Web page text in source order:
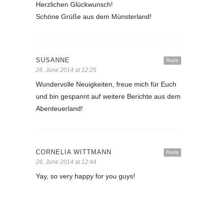
Herzlichen Glückwunsch!
Schöne Grüße aus dem Münsterland!
Reply
SUSANNE
26. June 2014 at 12:25
Wundervolle Neuigkeiten, freue mich für Euch
und bin gespannt auf weitere Berichte aus dem
Abenteuerland!
Reply
CORNELIA WITTMANN
26. June 2014 at 12:44
Yay, so very happy for you guys!